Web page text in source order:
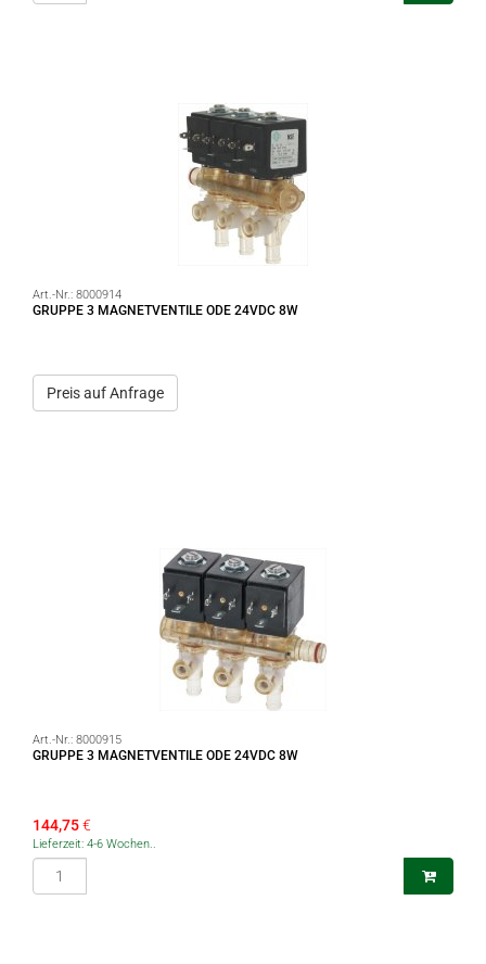
Art.-Nr.: 8000914
GRUPPE 3 MAGNETVENTILE ODE 24VDC 8W
Preis auf Anfrage
Art.-Nr.: 8000915
GRUPPE 3 MAGNETVENTILE ODE 24VDC 8W
144,75€
Lieferzeit: 4-6 Wochen..